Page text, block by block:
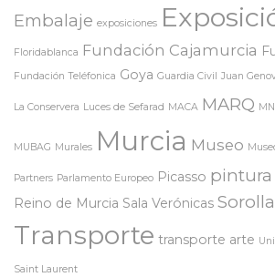
Embalaje exposiciones
Floridablanca Fundación Cajamurcia
Fundación Teléfonica Goya Guardia Civil Juan
La Conservera Luces de Sefarad MACA MARQ
MUBAG Murales Murcia Museo
Partners Parlamento Europeo Picasso pintura
Reino de Murcia Sala Verónicas Sorolla
Transporte transporte arte
Saint Laurent